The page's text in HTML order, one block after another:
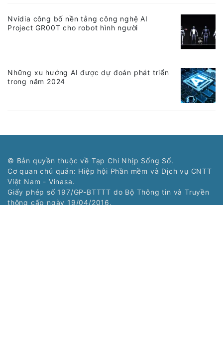
Nvidia công bố nền tảng công nghệ AI
Project GR00T cho robot hình người
Những xu hướng AI được dự đoán phát triển
trong năm 2024
© Bản quyền thuộc về Tạp Chí Nhịp Sống Số.
Cơ quan chủ quản: Hiệp hội Phần mềm và Dịch vụ CNTT
Việt Nam - Vinasa.
Giấy phép số 197/GP-BTTTT do Bộ Thông tin và Truyền
thông cấp ngày 19/04/2016.